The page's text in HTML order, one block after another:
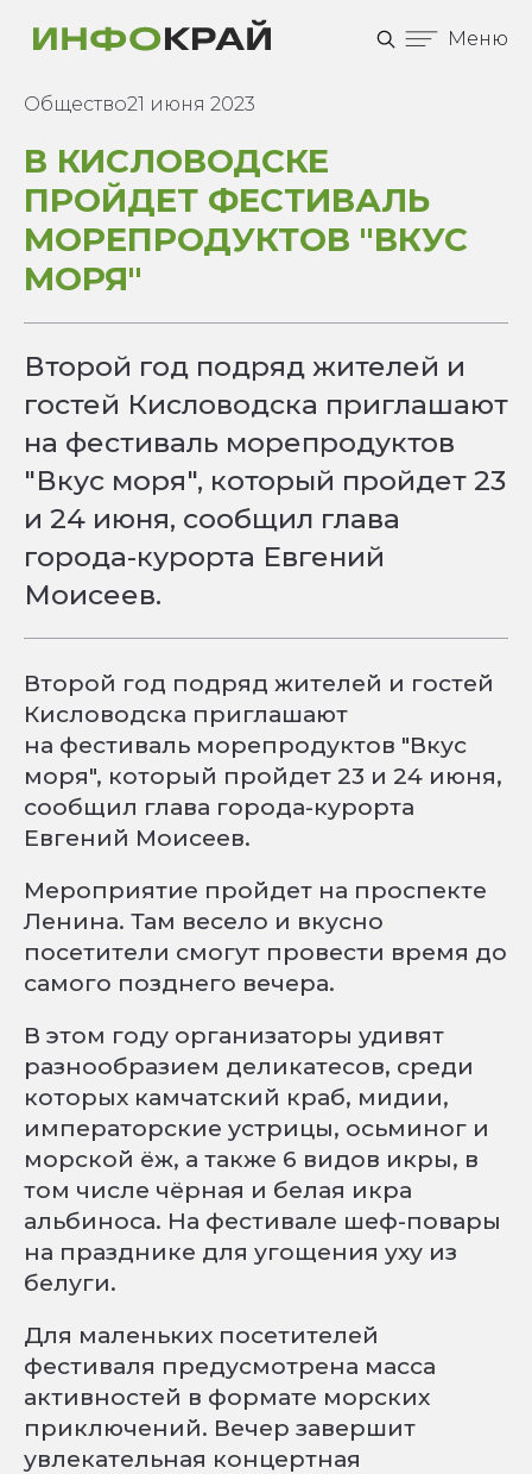
Меню
Общество21 июня 2023
В КИСЛОВОДСКЕ
ПРОЙДЕТ ФЕСТИВАЛЬ
МОРЕПРОДУКТОВ "ВКУС
МОРЯ"
Второй год подряд жителей и
гостей Кисловодска приглашают
на фестиваль морепродуктов
"Вкус моря", который пройдет 23
и 24 июня, сообщил глава
города-курорта Евгений
Моисеев.
Второй год подряд жителей и гостей
Кисловодска приглашают
на фестиваль морепродуктов "Вкус
моря", который пройдет 23 и 24 июня,
сообщил глава города-курорта
Евгений Моисеев.
Мероприятие пройдет на проспекте
Ленина. Там весело и вкусно
посетители смогут провести время до
самого позднего вечера.
В этом году организаторы удивят
разнообразием деликатесов, среди
которых камчатский краб, мидии,
императорские устрицы, осьминог и
морской ёж, а также 6 видов икры, в
том числе чёрная и белая икра
альбиноса. На фестивале шеф-повары
на празднике для угощения уху из
белуги.
Для маленьких посетителей
фестиваля предусмотрена масса
активностей в формате морских
приключений. Вечер завершит
увлекательная концертная